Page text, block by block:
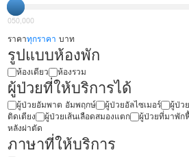
050,000
ราคาทุกราคา บาท
รูปแบบห้องพัก
ห้องเดียว ห้องรวม
ผู้ป่วยที่ให้บริการได้
ผู้ป่วยอัมพาต อัมพฤกษ์ ผู้ป่วยอัลไซเมอร์ ผู้ป่ว
ติดเตียง
ผู้ป่วยเส้นเลือดสมองแตก ผู้ป่วยที่มาพั
หลังผ่าตัด
ภาษาที่ให้บริการ